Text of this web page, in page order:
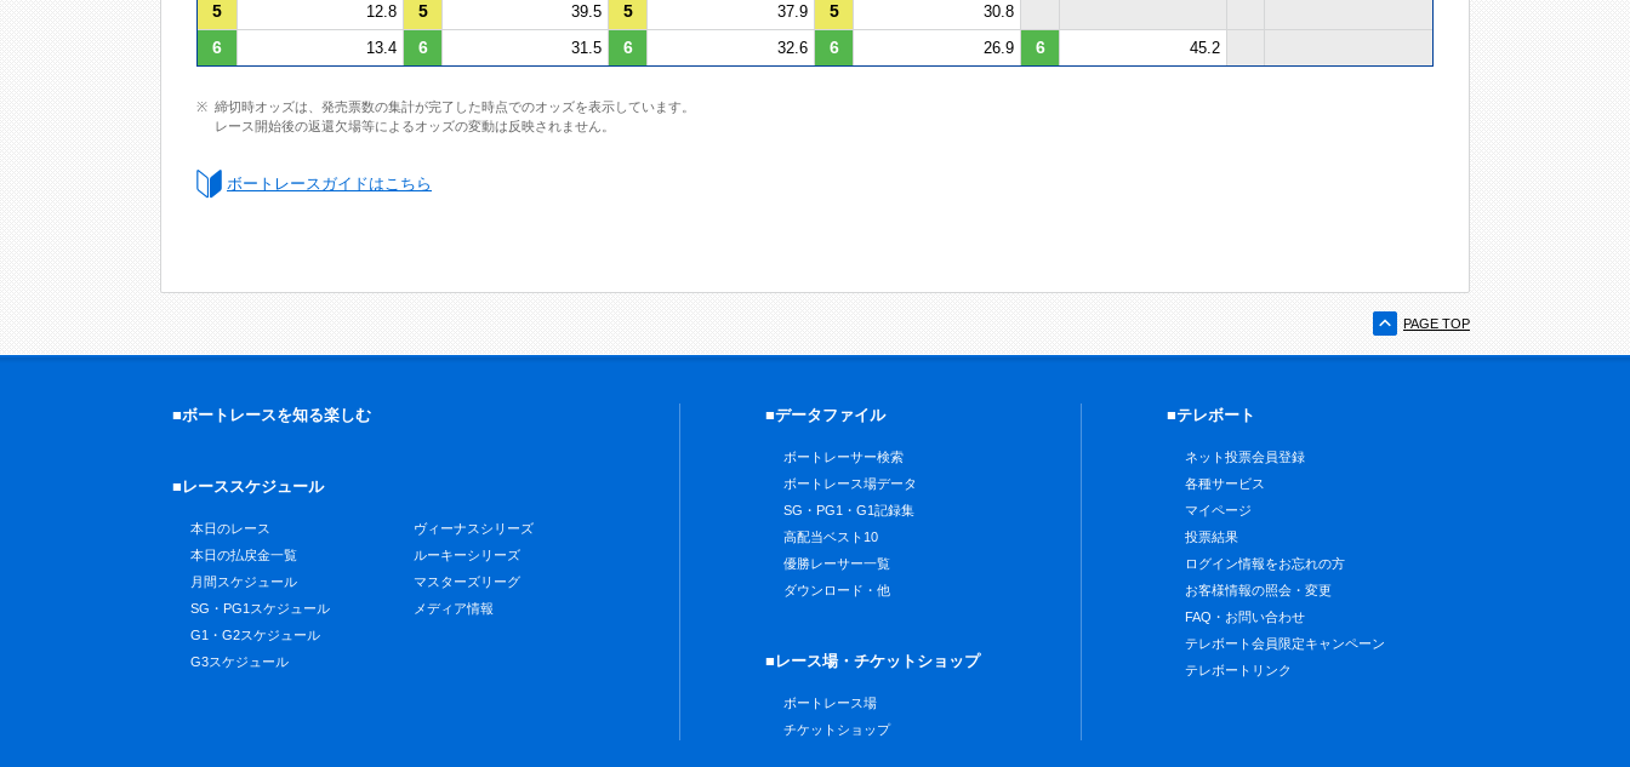
5 12.8 5 39.5 5 37.9 5 30.8
6 13.4 6 31.5 6 32.6 6 26.9 6 45.2
締切時オッズは、発売票数の集計が完了した時点でのオッズを表示しています。
レース開始後の返還欠場等によるオッズの変動は反映されません。
ボートレースガイドはこちら
PAGE TOP
■ボートレースを知る楽しむ
■レーススケジュール
本日のレース
本日の払戻金一覧
月間スケジュール
SG・PG1スケジュール
G1・G2スケジュール
G3スケジュール
ヴィーナスシリーズ
ルーキーシリーズ
マスターズリーグ
メディア情報
■データファイル
ボートレーサー検索
ボートレース場データ
SG・PG1・G1記録集
高配当ベスト10
優勝レーサー一覧
ダウンロード・他
■レース場・チケットショップ
ボートレース場
チケットショップ
■テレボート
ネット投票会員登録
各種サービス
マイページ
投票結果
ログイン情報をお忘れの方
お客様情報の照会・変更
FAQ・お問い合わせ
テレボート会員限定キャンペーン
テレボートリンク